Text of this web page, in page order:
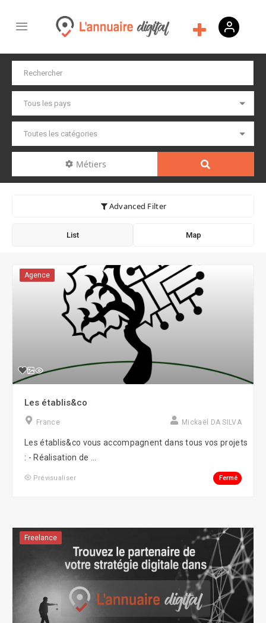
Métiers
Advanced Filter
List Map
Agence
Les établis&co
France Mickaël DA SILVA
Les établis&co vous accompagnent dans tous vos projets
: - Réalisation de ...
Prévisualiser Fermé
Freelance